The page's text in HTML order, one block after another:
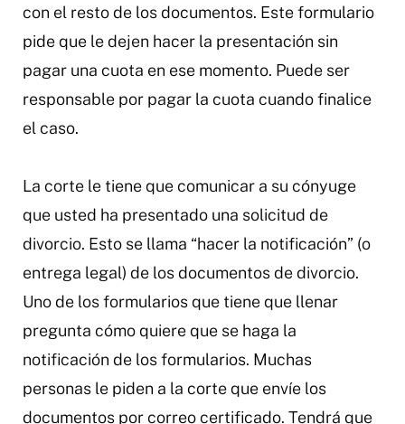
con el resto de los documentos. Este formulario
pide que le dejen hacer la presentación sin
pagar una cuota en ese momento. Puede ser
responsable por pagar la cuota cuando finalice
el caso.
La corte le tiene que comunicar a su cónyuge
que usted ha presentado una solicitud de
divorcio. Esto se llama “hacer la notificación” (o
entrega legal) de los documentos de divorcio.
Uno de los formularios que tiene que llenar
pregunta cómo quiere que se haga la
notificación de los formularios. Muchas
personas le piden a la corte que envíe los
documentos por correo certificado. Tendrá que